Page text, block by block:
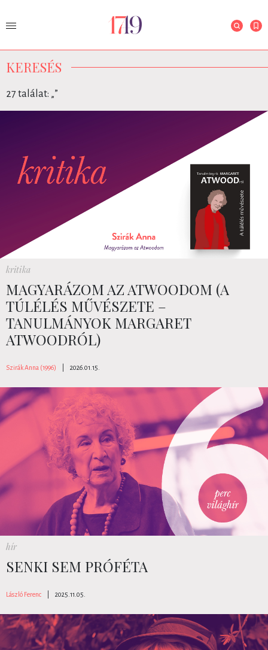
KERESÉS
27 találat: „”
kritika
MAGYARÁZOM AZ ATWOODOM (A
TÚLÉLÉS MŰVÉSZETE –
TANULMÁNYOK MARGARET
ATWOODRÓL)
Szirák Anna (1996) 2026.01.15.
hír
SENKI SEM PRÓFÉTA
László Ferenc 2025.11.05.